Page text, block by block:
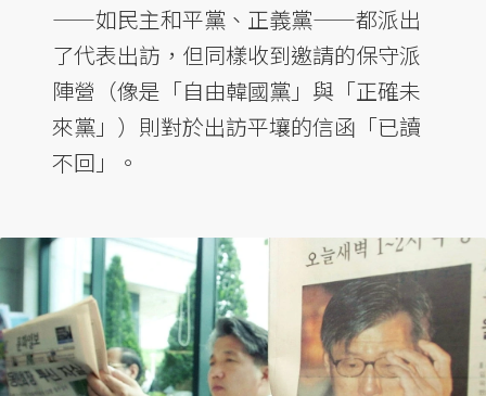
——如民主和平黨、正義黨——都派出
了代表出訪，但同樣收到邀請的保守派
陣營（像是「自由韓國黨」與「正確未
來黨」）則對於出訪平壤的信函「已讀
不回」。